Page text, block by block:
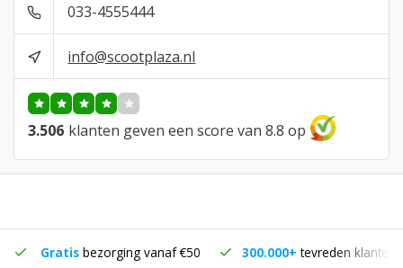
033-4555444
info@scootplaza.nl
3.506 klanten geven een score van 8.8 op
Gratis bezorging vanaf €50 300.000+tevreden klanten